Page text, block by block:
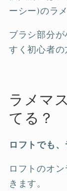
ーシー)のラ
ブラシ部分
すく初心者の
ラメマ
てる？
ロフトでも
ロフトのオ
きます。